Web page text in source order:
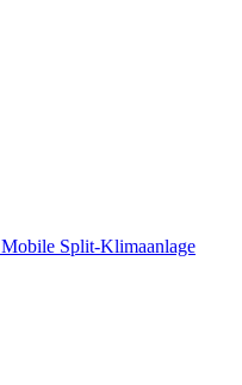
Mobile Split-Klimaanlage